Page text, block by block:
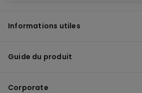
Informations utiles
Guide du produit
Corporate